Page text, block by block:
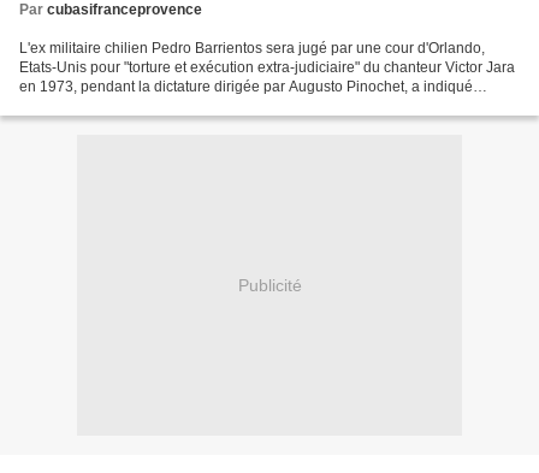
Par cubasifranceprovence
L'ex militaire chilien Pedro Barrientos sera jugé par une cour d'Orlando,
Etats-Unis pour "torture et exécution extra-judiciaire" du chanteur Victor Jara
en 1973, pendant la dictature dirigée par Augusto Pinochet, a indiqué
Publicité